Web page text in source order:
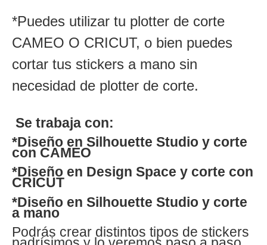
*Puedes utilizar tu plotter de corte
CAMEO O CRICUT, o bien puedes
cortar tus stickers a mano sin
necesidad de plotter de corte.
Se trabaja con:
*Diseño en Silhouette Studio y corte
con CAMEO
*Diseño en Design Space y corte con
CRICUT
*Diseño en Silhouette Studio y corte
a mano
Podrás crear distintos tipos de stickers